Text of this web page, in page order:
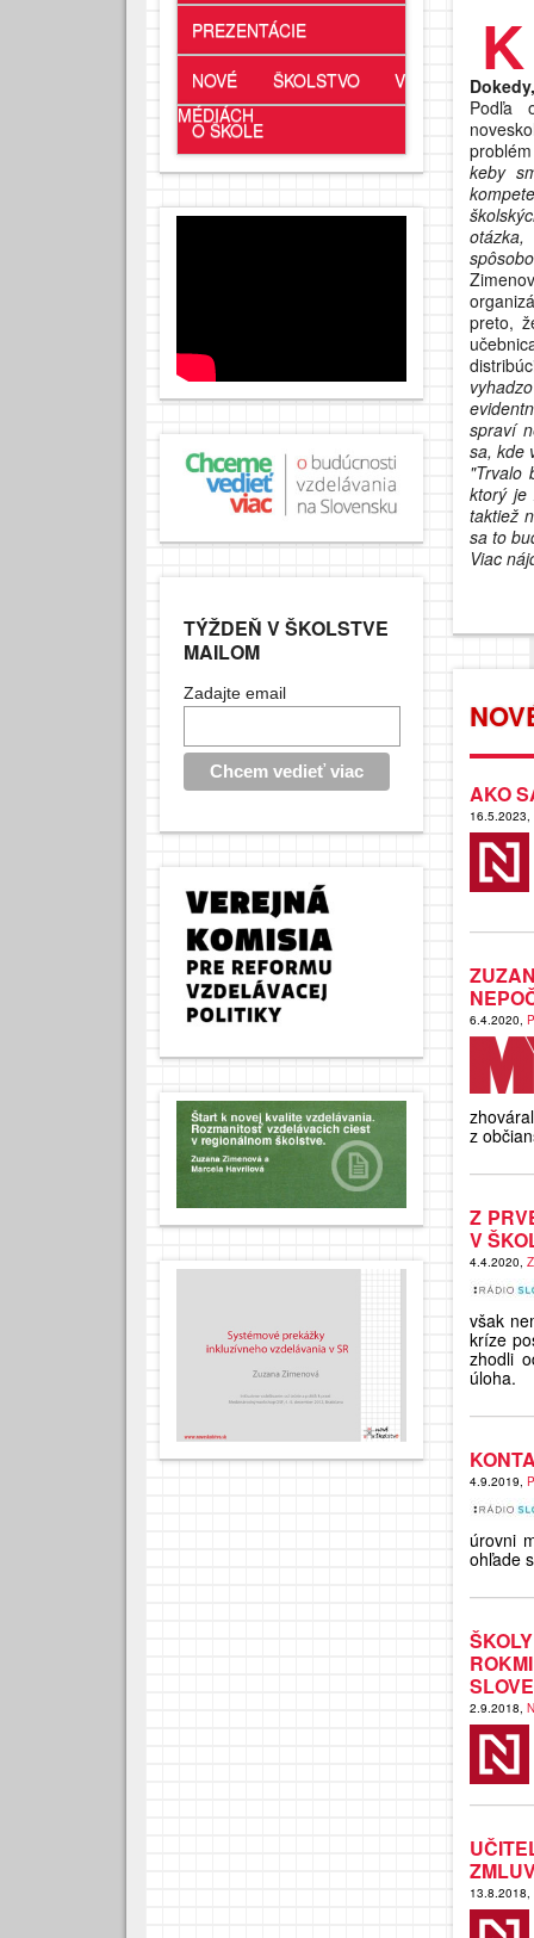
PREZENTÁCIE
NOVÉ ŠKOLSTVO V
MÉDIÁCH
O ŠKOLE
TÝŽDEŇ V ŠKOLSTVE
MAILOM
Zadajte email
K
Podľa
keby
preto,
spraví
sa, kde
"Trvalo
ktorý je
taktiež
sa to
Viac
AKO
16.5.2023,
6.4.2020,
z
Z
V
4.4.2020,
však
kríze
zhodli
úloha.
4.9.2019,
úrovni
ohľade
2.9.2018,
13.8.2018,